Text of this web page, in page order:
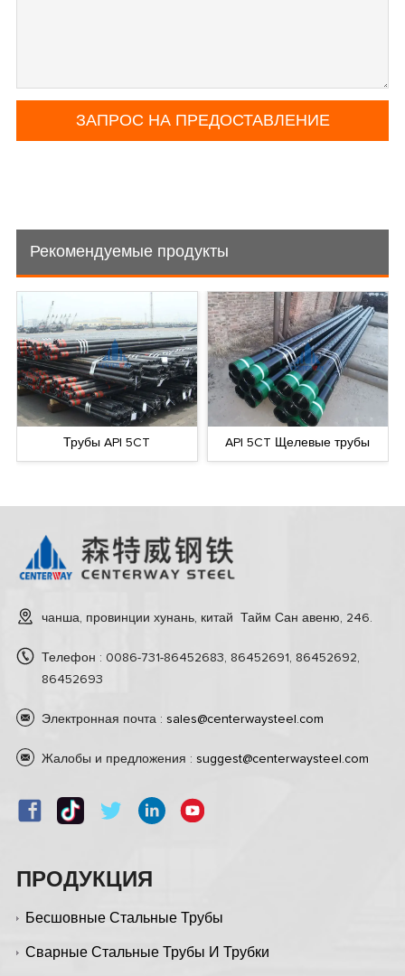
Рекомендуемые продукты
API 5CT Щелевые трубы Комплектующие для OCTG
чанша, провинции хунань, китай Тайм Сан авеню, 246.
Телефон : 0086-731-86452683, 86452691, 86452692,
86452693
Электронная почта : sales@centerwaysteel.com
Жалобы и предложения : suggest@centerwaysteel.com
ПРОДУКЦИЯ
Бесшовные Стальные Трубы
Сварные Стальные Трубы И Трубки